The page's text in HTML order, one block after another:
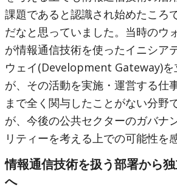
課題であると認識され始めたころ
だなと思っていました。当時のウ
が情報通信技術を使ったイニシア
ウェイ(Development Gateway)を
が、その活動を実施・運営する仕
まで全く関与したことがない分野
が、今後の公共セクターのガバナ
リティーを考える上での可能性を
情報通信技術を扱う部署から
へ